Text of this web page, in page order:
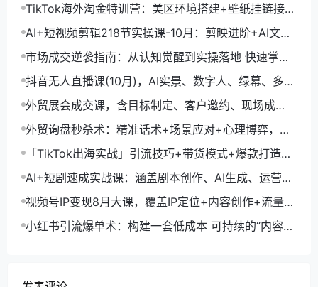
TikTok海外淘金特训营：美区环境搭建+壁纸挂链接
+剪映数字人，月入1.5万
AI+短视频剪辑218节实操课-10月：剪映进阶+AI文案
生成+账号运营，月入2万
市场成交逆袭指南：从认知觉醒到实操落地 快速掌握
市场开拓与成交核心能力
抖音无人直播课(10月)，AI实景、数字人、绿幕、多种
玩法、24小时自动盈利
外贸展会成交课，含目标制定、客户邀约、现场成
交，系统化SOP提升参展ROI
外贸询盘秒杀术：精准话术+场景应对+心理博弈，单
月询盘转化率提升200%
「TikTok出海实战」引流技巧+带货模式+爆款打造，
单月变现10万+秘籍
AI+短剧速成实战课：涵盖剧本创作、AI生成、运营变
现，单部剧收益破万
视频号IP变现8月大课，覆盖IP定位+内容创作+流量获
取+合规运营+商业转化
小红书引流爆单术：构建一套低成本 可持续的“内容-